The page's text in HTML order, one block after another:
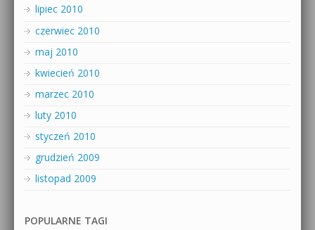
lipiec 2010
czerwiec 2010
maj 2010
kwiecień 2010
marzec 2010
luty 2010
styczeń 2010
grudzień 2009
listopad 2009
POPULARNE TAGI